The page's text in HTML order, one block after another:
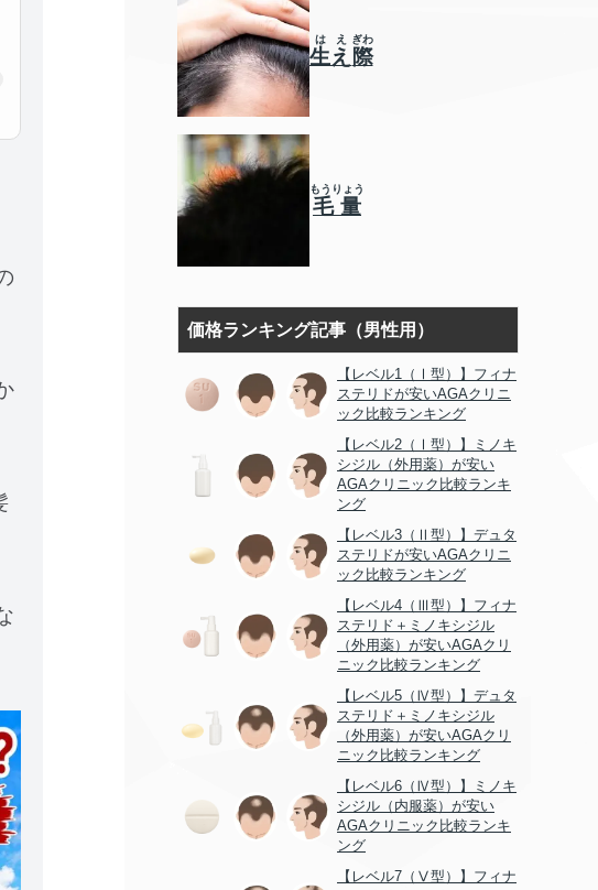
生
は
え
え
際
ぎわ
毛量
もうりょう
価格ランキング記事（男性用）
【レベル1（Ⅰ型）】フィナ
ステリドが安いAGAクリニ
ック比較ランキング
【レベル2（Ⅰ型）】ミノキ
シジル（外用薬）が安い
AGAクリニック比較ランキ
ング
【レベル3（Ⅱ型）】デュタ
ステリドが安いAGAクリニ
ック比較ランキング
【レベル4（Ⅲ型）】フィナ
ステリド＋ミノキシジル
（外用薬）が安いAGAクリ
ニック比較ランキング
【レベル5（Ⅳ型）】デュタ
ステリド＋ミノキシジル
（外用薬）が安いAGAクリ
ニック比較ランキング
【レベル6（Ⅳ型）】ミノキ
シジル（内服薬）が安い
AGAクリニック比較ランキ
ング
【レベル7（Ⅴ型）】フィナ